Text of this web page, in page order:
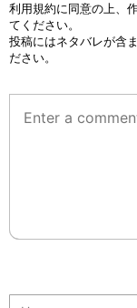
利用規約に同意の上、
てください。
投稿にはネタバレが含
ださい。